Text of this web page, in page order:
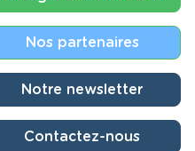
Nos partenaires
Notre newsletter
Contactez-nous